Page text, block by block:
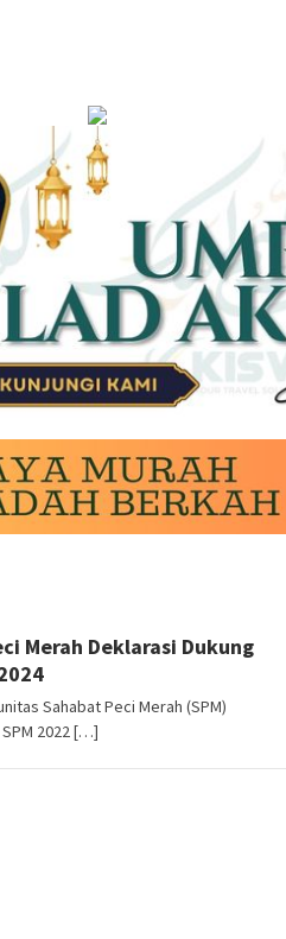
Merah Deklarasi Dukung
Sahabat Peci Merah (SPM)
2022 […]